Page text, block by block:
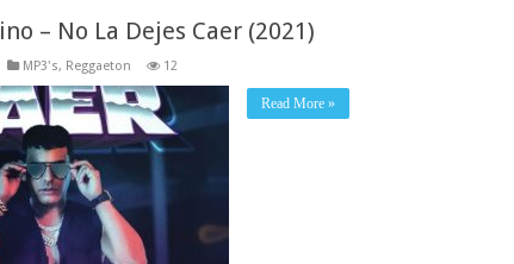
– No La Dejes Caer (2021)
MP3's, Reggaeton 12
Read More »